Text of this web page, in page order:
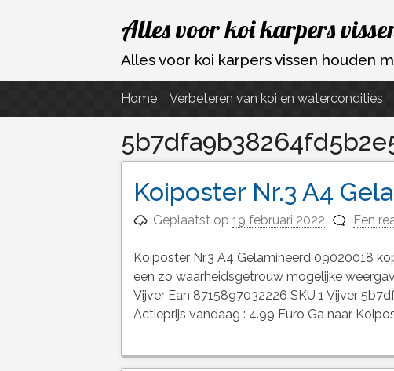
Ga
naar
de
Alles voor koi karpers
Alles voor koi karpers vissen houden
Home Verbeteren van koi en watercondities
Koiposter Nr.3 A4
Geplaatst op19 februari 2022 Een
Koiposter Nr.3 A4 Gelamineerd 09020018
een zo waarheidsgetrouw mogelijke
Vijver Ean 8715897032226 SKU 1 Vijver
Actieprijs vandaag : 4.99 Euro Ga naar